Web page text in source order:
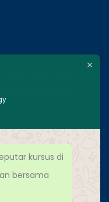
kami, kepuasan anda
layanan kami
kursus di
bersama